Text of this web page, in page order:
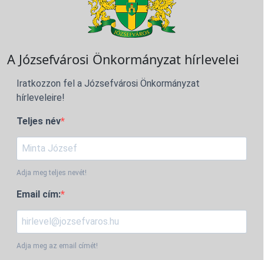
A Józsefvárosi Önkormányzat hírlevelei
Iratkozzon fel a Józsefvárosi Önkormányzat
hírleveleire!
Teljes név
Adja meg teljes nevét!
Email cím:
Adja meg az email címét!